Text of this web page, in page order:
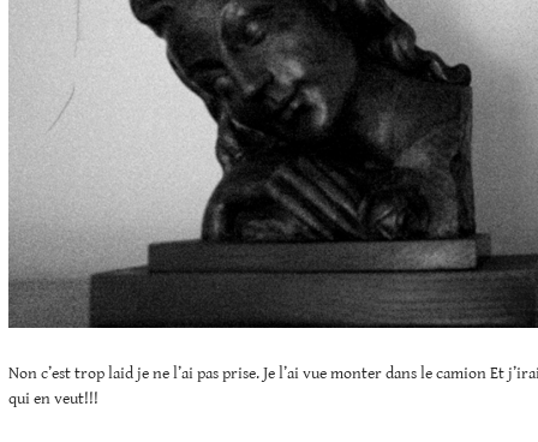
Non c’est trop laid je ne l’ai pas prise. Je l’ai vue monter dans le camion Et
qui en veut!!!